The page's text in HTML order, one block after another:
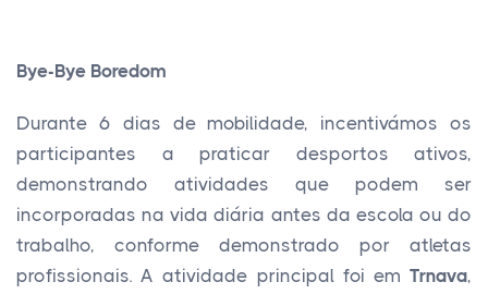
Bye-Bye Boredom
Durante 6 dias de mobilidade, incentivámos os
participantes a praticar desportos ativos,
demonstrando atividades que podem ser
incorporadas na vida diária antes da escola ou do
trabalho, conforme demonstrado por atletas
profissionais. A atividade principal foi em Trnava,